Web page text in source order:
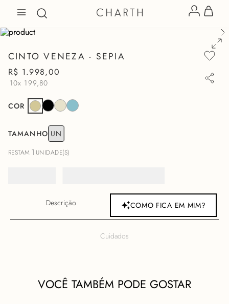
CINTO VENEZA - SEPIA
R$ 1.998,00
10x 199,80
COR
TAMANHO UN
RESTAM 1 UNIDADE(S)
Descrição COMO FICA EM MIM?
Cuidados
VOCÊ TAMBÉM PODE GOSTAR